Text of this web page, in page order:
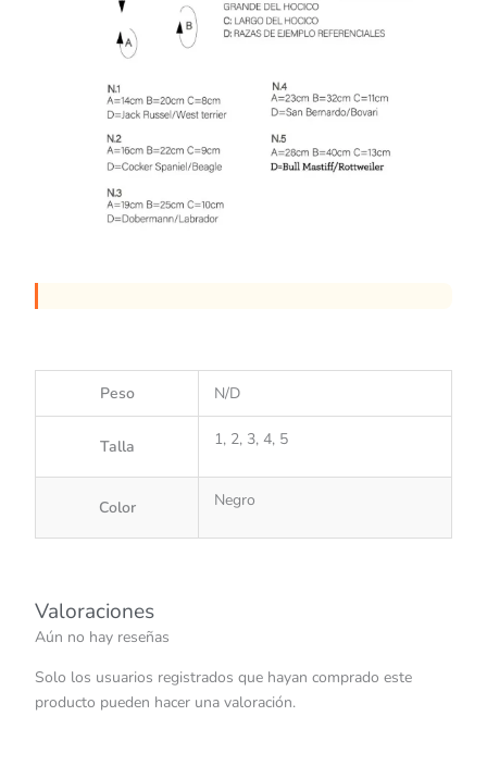
Peso N/D
Talla 1, 2, 3, 4, 5
Color Negro
Valoraciones
Aún no hay reseñas
Solo los usuarios registrados que hayan comprado este
producto pueden hacer una valoración.